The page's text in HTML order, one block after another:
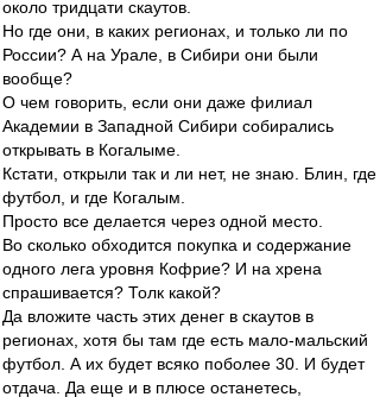
около тридцати скаутов.
Но где они, в каких регионах, и только ли по
России? А на Урале, в Сибири они были
вообще?
О чем говорить, если они даже филиал
Академии в Западной Сибири собирались
открывать в Когалыме.
Кстати, открыли так и ли нет, не знаю. Блин, где
футбол, и где Когалым.
Просто все делается через одной место.
Во сколько обходится покупка и содержание
одного лега уровня Кофрие? И на хрена
спрашивается? Толк какой?
Да вложите часть этих денег в скаутов в
регионах, хотя бы там где есть мало-мальский
футбол. А их будет всяко поболее 30. И будет
отдача. Да еще и в плюсе останетесь,